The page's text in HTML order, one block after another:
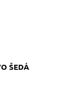
ŠEDÁ